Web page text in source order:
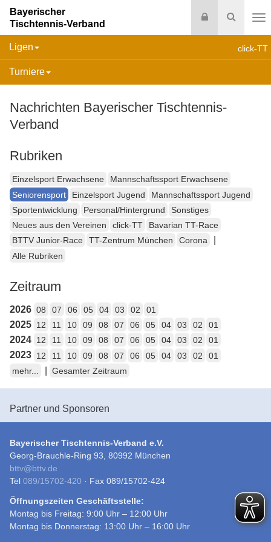
Suche
Login
Bayerischer
Tischtennis-Verband
click-TT
Ligen
Turniere
Nachrichten Bayerischer Tischtennis-
Verband
Rubriken
Einzelsport Erwachsene
Mannschaftssport Erwachsene
Seniorensport
Einzelsport Jugend
Mannschaftssport Jugend
Sportentwicklung
Personal/Hintergrund
Sonstiges
Neues aus den Vereinen
click-TT
Bavarian TT-Race
BTTV Junior-Race
TT-Zentrum München Corona
Alle Rubriken
Zeitraum
2026 08 07 06 05 04 03 02 01
2025 12 11 10 09 08 07 06 05 04 03 02 01
2024 12 11 10 09 08 07 06 05 04 03 02 01
2023 12 11 10 09 08 07 06 05 04 03 02
01
mehr...
Gesamter Zeitraum
Partner und Sponsoren
Bayerischer Tischtennis-Verband e.V.
Georg-Brauchle-Ring 93, 80992 München
bttv@bttv.de
Tel 089/15702-420 · Fax 089/15702-424
Öffnungszeiten Geschäftsstelle:
Montag bis Freitag: 9:00 Uhr – 12:00 Uhr
Montag bis Donnerstag: 13:00 Uhr – 16:00 Uhr